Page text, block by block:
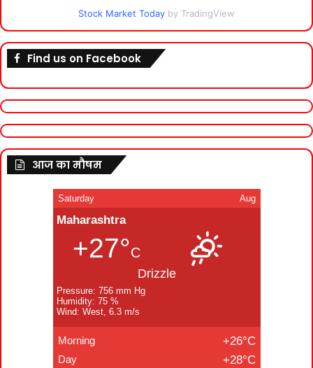
Stock Market Today by TradingView
Find us on Facebook
आज का मौषम
Saturday Aug
Maharashtra
+27°C
Drizzle
Pressure: 756 mm Hg
Humidity: 75 %
Wind: West, 6.3 m/s
Morning +26°C
Day +28°C